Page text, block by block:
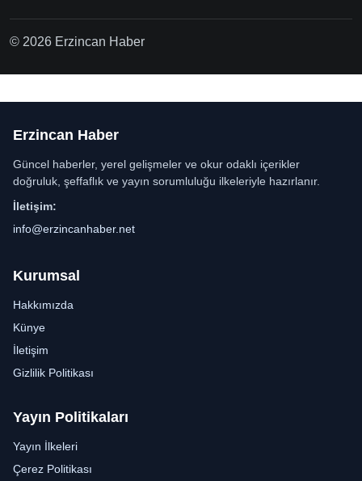
© 2026 Erzincan Haber
Erzincan Haber
Güncel haberler, yerel gelişmeler ve okur odaklı içerikler
doğruluk, şeffaflık ve yayın sorumluluğu ilkeleriyle hazırlanır.
İletişim:
info@erzincanhaber.net
Kurumsal
Hakkımızda
Künye
İletişim
Gizlilik Politikası
Yayın Politikaları
Yayın İlkeleri
Çerez Politikası